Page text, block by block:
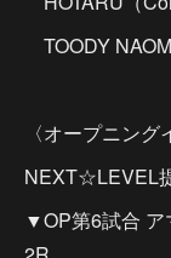
TOODY
〈オープニング
NEXT☆LEVEL
▼OP第6試合 ア